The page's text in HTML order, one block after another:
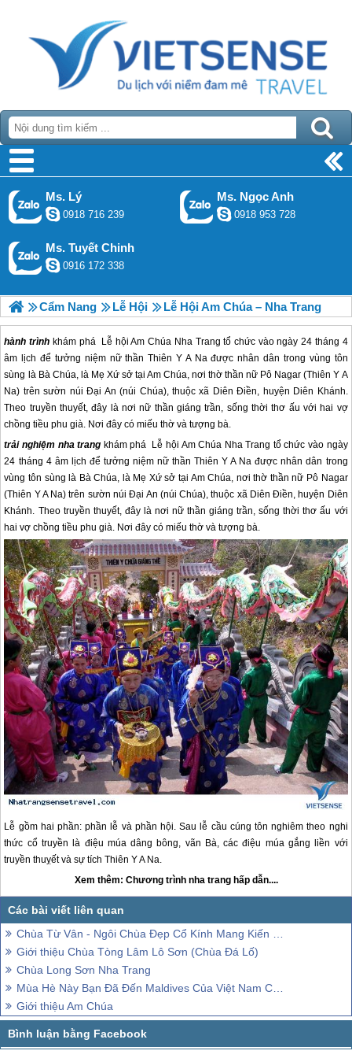
Ms. Lý
0918 716 239
Ms. Ngọc Anh
0918 953 728
Ms. Tuyết Chinh
0916 172 338
Cẩm Nang Lễ Hội Lễ Hội Am Chúa – Nha Trang
hành trình khám phá Lễ hội Am Chúa Nha Trang tổ chức vào ngày 24 tháng 4
âm lịch để tưởng niệm nữ thần Thiên Y A Na được nhân dân trong vùng tôn
sùng là Bà Chúa, là Mẹ Xứ sở tại Am Chúa, nơi thờ thần nữ Pô Nagar (Thiên Y A
Na) trên sườn núi Đại An (núi Chúa), thuộc xã Diên Điền, huyện Diên Khánh.
Theo truyền thuyết, đây là nơi nữ thần giáng trần, sống thời thơ ấu với hai vợ
chồng tiều phu già. Nơi đây có miếu thờ và tượng bà.
trải nghiệm nha trang khám phá Lễ hội Am Chúa Nha Trang tổ chức vào ngày
24 tháng 4 âm lịch để tưởng niệm nữ thần Thiên Y A Na được nhân dân trong
vùng tôn sùng là Bà Chúa, là Mẹ Xứ sở tại Am Chúa, nơi thờ thần nữ Pô Nagar
(Thiên Y A Na) trên sườn núi Đại An (núi Chúa), thuộc xã Diên Điền, huyện Diên
Khánh. Theo truyền thuyết, đây là nơi nữ thần giáng trần, sống thời thơ ấu với
hai vợ chồng tiều phu già. Nơi đây có miếu thờ và tượng bà.
Lễ gồm hai phần: phần lễ và phần hội. Sau lễ cầu cúng tôn nghiêm theo nghi
thức cổ truyền là điệu múa dâng bông, vãn Bà, các điệu múa gắng liền với
truyền thuỵết và sự tích Thiên Y A Na.
Xem thêm: Chương trình nha tranghấp dẫn....
Chùa Từ Vân - Ngôi Chùa Đẹp Cổ Kính Mang Kiến Trúc Độc Đáo
Giới thiệu Chùa Tòng Lâm Lô Sơn (Chùa Đá Lố)
Chùa Long Sơn Nha Trang
Mùa Hè Này Bạn Đã Đến Maldives Của Việt Nam Chưa?
Giới thiệu Am Chúa